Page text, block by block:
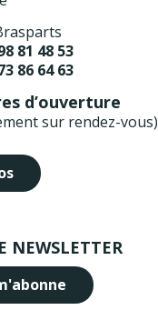
81 48 53
86 64 63
d’ouverture
sur rendez-vous)
NEWSLETTER